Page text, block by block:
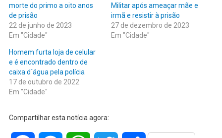
morte do primo a oito anos
de prisão
22 de junho de 2023
Em "Cidade"
Militar após ameaçar mãe e
irmã e resistir à prisão
27 de dezembro de 2023
Em "Cidade"
Homem furta loja de celular
e é encontrado dentro de
caixa d´água pela polícia
17 de outubro de 2022
Em "Cidade"
Compartilhar esta notícia agora: